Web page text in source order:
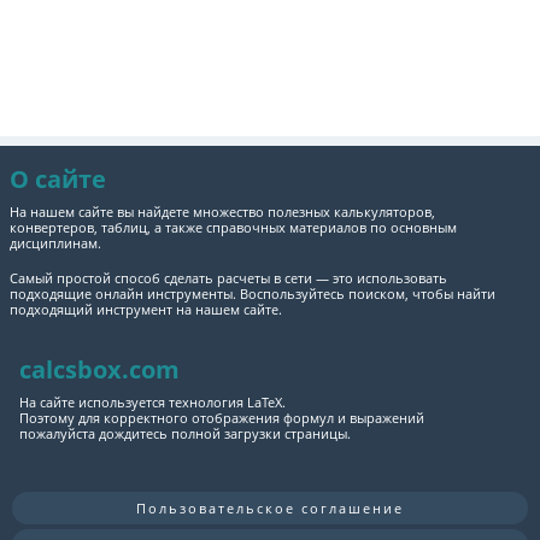
О сайте
На нашем сайте вы найдете множество полезных калькуляторов,
конвертеров, таблиц, а также справочных материалов по основным
дисциплинам.
Самый простой способ сделать расчеты в сети — это использовать
подходящие онлайн инструменты. Воспользуйтесь поиском, чтобы найти
подходящий инструмент на нашем сайте.
calcsbox.com
На сайте используется технология LaTeX.
Поэтому для корректного отображения формул и выражений
пожалуйста дождитесь полной загрузки страницы.
Пользовательское соглашение